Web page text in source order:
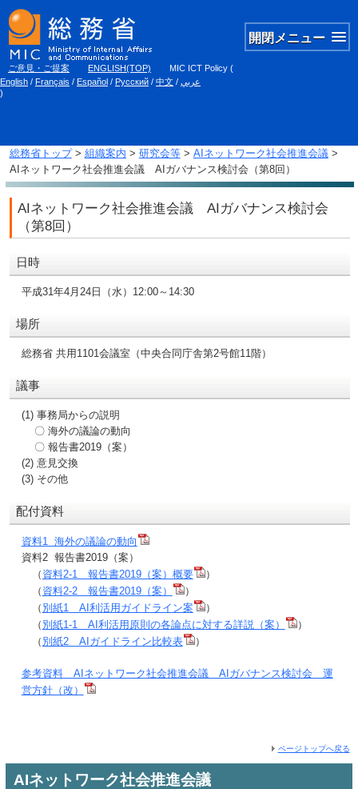
開閉メニュー
ご意見・ご提案 ENGLISH(TOP) MIC ICT Policy (
English / Français / Español / Русский / 中文 / عربي
)
総務省トップ> 組織案内 > 研究会等> AIネットワーク社会推進会議>
AIネットワーク社会推進会議 AIガバナンス検討会（第8回）
AIネットワーク社会推進会議 AIガバナンス検討会
（第8回）
日時
平成31年4月24日（水）12:00～14:30
場所
総務省 共用1101会議室（中央合同庁舎第2号館11階）
議事
(1) 事務局からの説明
〇 海外の議論の動向
〇 報告書2019（案）
(2) 意見交換
(3) その他
配付資料
資料1 海外の議論の動向
資料2 報告書2019（案）
（ 資料2-1 報告書2019（案）概要
）
（ 資料2-2 報告書2019（案）
）
（ 別紙1 AI利活用ガイドライン案
）
（ 別紙1-1 AI利活用原則の各論点に対する詳説（案）
）
（ 別紙2 AIガイドライン比較表 ）
参考資料 AIネットワーク社会推進会議 AIガバナンス検討会 運
営方針（改）
ページトップへ戻る
AIネットワーク社会推進会議